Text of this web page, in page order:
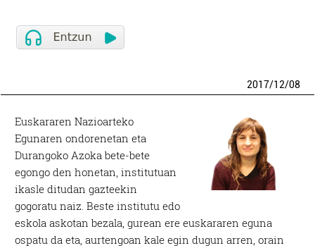
2017/12/08
Euskararen Nazioarteko
Egunaren ondorenetan eta
Durangoko Azoka bete-bete
egongo den honetan, institutuan
ikasle ditudan gazteekin
gogoratu naiz. Beste institutu edo
eskola askotan bezala, gurean ere euskararen eguna
ospatu da eta, aurtengoan kale egin dugun arren, orain